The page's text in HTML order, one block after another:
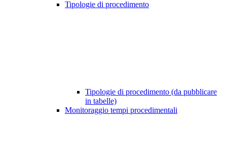
Tipologie di procedimento
Tipologie di procedimento (da pubblicare
in tabelle)
Monitoraggio tempi procedimentali